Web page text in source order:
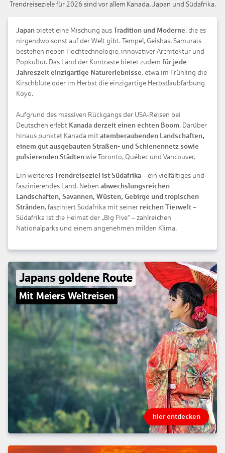
Trendreiseziele für 2026 sind vor allem Kanada, Japan und Südafrika.
Japan bietet eine Mischung aus Tradition und Moderne, die es
nirgendwo sonst auf der Welt gibt. Tempel, Geishas, Samurais
bestehen neben Hochtechnologie, innovativer Architektur und
Popkultur. Das Land der Kontraste bietet zudem für jede
Jahreszeit einzigartige Naturerlebnisse, etwa im Frühling die
Kirschblüte oder im Herbst die einzigartige Herbstlaubfärbung
Koyo.
Aufgrund des massiven Rückgangs der USA-Reisen bei
Deutschen erlebt Kanada derzeit einen echten Boom. Darüber
hinaus punktet Kanada mit atemberaubenden Landschaften,
einem gut ausgebauten Straßen- und Schienennetz sowie
pulsierenden Städten wie Toronto, Québec und Vancouver.
Ein weiteres Trendreiseziel ist Südafrika – ein vielfältiges und
faszinierendes Land. Neben abwechslungsreichen
Landschaften, Savannen, Wüsten, Gebirge und tropischen
Stränden, fasziniert Südafrika mit seiner reichen Tierwelt –
Südafrika ist die Heimat der „Big Five“ – zahlreichen
Nationalparks und einem angenehmen milden Klima.
Japans goldene Route
Mit Meiers Weltreisen
hier entdecken